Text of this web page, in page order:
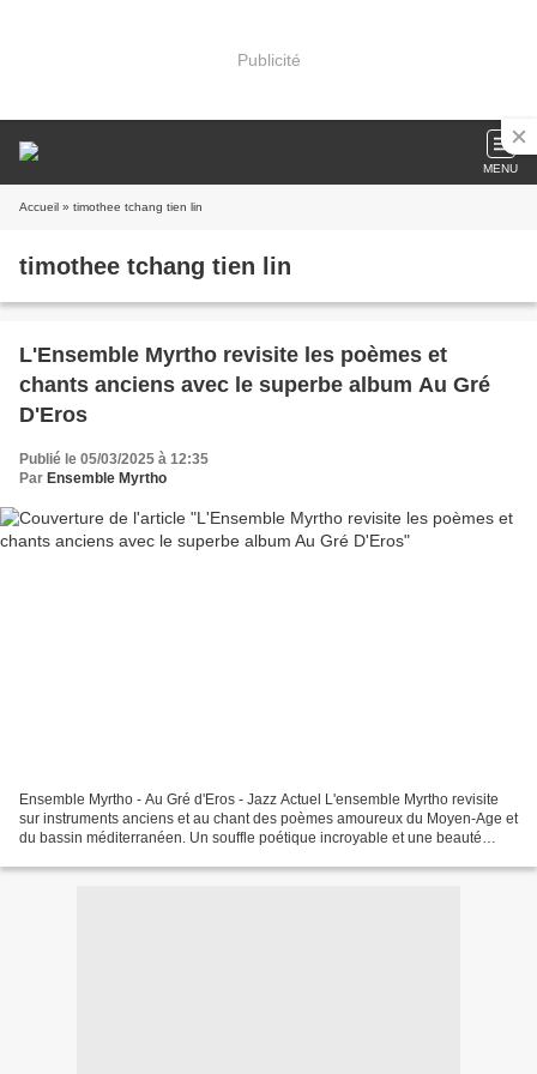
Publicité
MENU
Accueil » timothee tchang tien lin
timothee tchang tien lin
L'Ensemble Myrtho revisite les poèmes et
chants anciens avec le superbe album Au Gré
D'Eros
Publié le 05/03/2025 à 12:35
Par Ensemble Myrtho
Ensemble Myrtho - Au Gré d'Eros - Jazz Actuel L'ensemble Myrtho revisite
sur instruments anciens et au chant des poèmes amoureux du Moyen-Age et
du bassin méditerranéen. Un souffle poétique incroyable et une beauté